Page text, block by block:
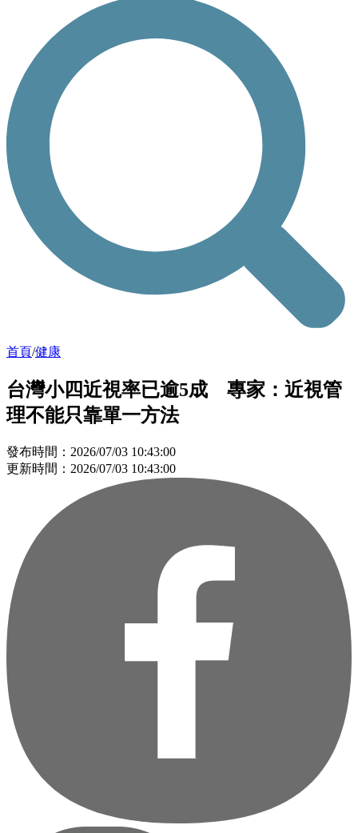
首頁/健康
台灣小四近視率已逾5成 專家：近視管
理不能只靠單一方法
發布時間：2026/07/03 10:43:00
更新時間：2026/07/03 10:43:00